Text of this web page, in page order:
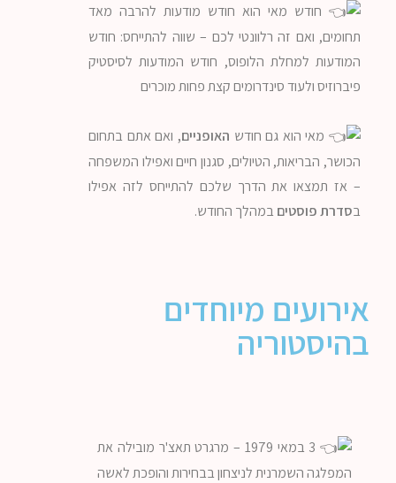
חודש מאי הוא חודש מודעות להרבה מאד
תחומים, ואם זה רלוונטי לכם – שווה להתייחס: חודש
המודעות למחלת הלופוס, חודש המודעות לסיסטיק
פיברוזיס ולעוד סינדרומים קצת פחות מוכרים
מאי הוא גם חודש האופניים, ואם אתם בתחום
הכושר, הבריאות, הטיולים, סגנון חיים ואפילו המשפחה
– אז תמצאו את הדרך שלכם להתייחס לזה אפילו
בסדרת פוסטים במהלך החודש.
אירועים מיוחדים
בהיסטוריה
3 במאי 1979 – מרגרט תאצ'ר מובילה את
המפלגה השמרנית לניצחון בבחירות והופכת לאשה